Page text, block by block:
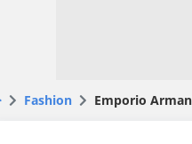
Fashion Emporio